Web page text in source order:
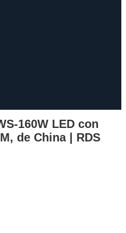
160W LED con
de China | RDS